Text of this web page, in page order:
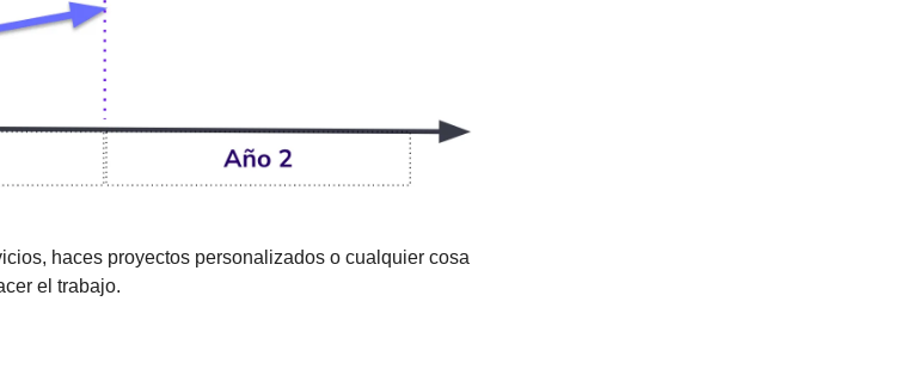
haces proyectos personalizados o cualquier cosa
el trabajo.